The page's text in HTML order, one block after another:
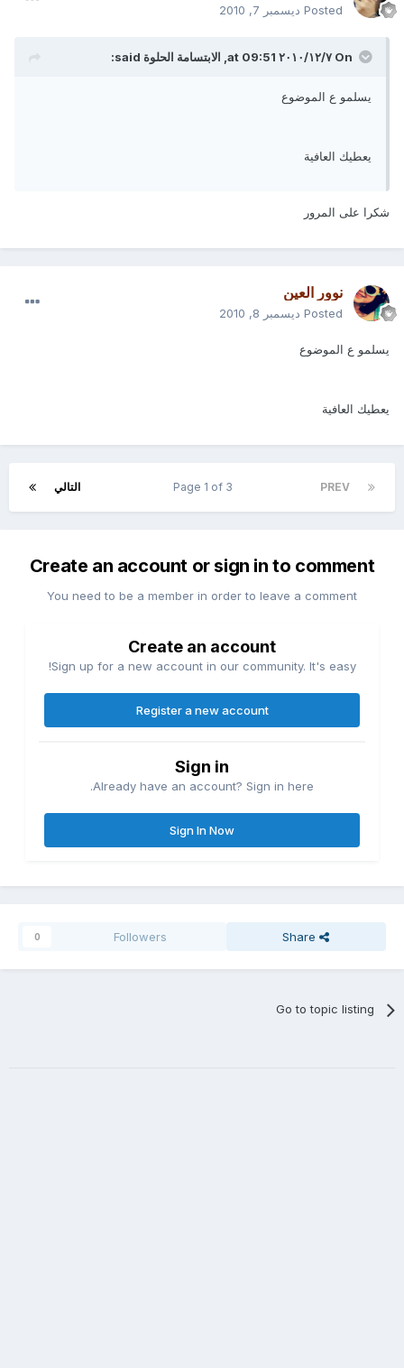
Posted ديسمبر 7, 2010
On ٧‏/١٢‏/٢٠١٠ at 09:51, الابتسامة الحلوة said:
يسلمو ع الموضوع
يعطيك العافية
شكرا على المرور
نوور العين
Posted ديسمبر 8, 2010
يسلمو ع الموضوع
يعطيك العافية
PREV التالي Page 1 of 3
Create an account or sign in to comment
You need to be a member in order to leave a comment
Create an account
Sign up for a new account in our community. It's easy!
Register a new account
Sign in
Already have an account? Sign in here.
Sign In Now
Share
Followers
0
Go to topic listing